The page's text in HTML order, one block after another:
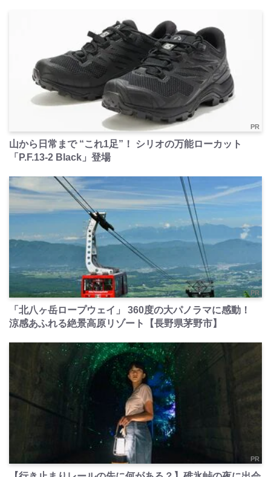
PR
山から日常まで “これ1足”！ シリオの万能ローカット
「P.F.13-2 Black」登場
PR
「北八ヶ岳ロープウェイ」 360度の大パノラマに感動！
涼感あふれる絶景高原リゾート【長野県茅野市】
PR